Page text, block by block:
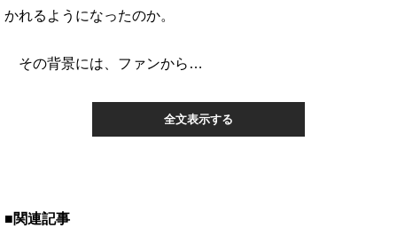
かれるようになったのか。
その背景には、ファンから…
全文表示する
■関連記事